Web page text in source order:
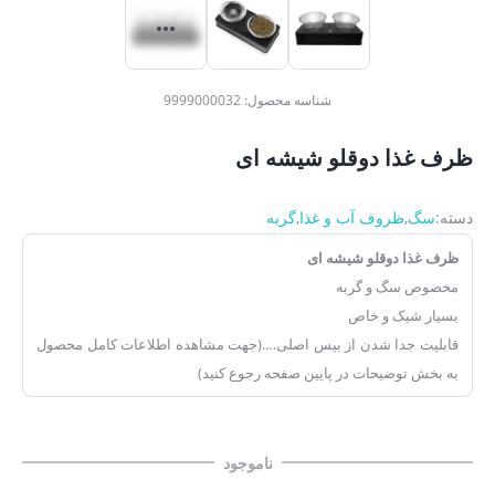
شناسه محصول: 9999000032
ظرف غذا دوقلو شیشه ای
دسته:سگ,ظروف آب و غذا,گربه
ظرف غذا دوقلو شیشه ای
مخصوص سگ و گربه
بسیار شیک و خاص
قابلیت جدا شدن از بیس اصلی….(جهت مشاهده اطلاعات کامل محصول
به بخش توضیحات در پایین صفحه رجوع کنید)
ناموجود